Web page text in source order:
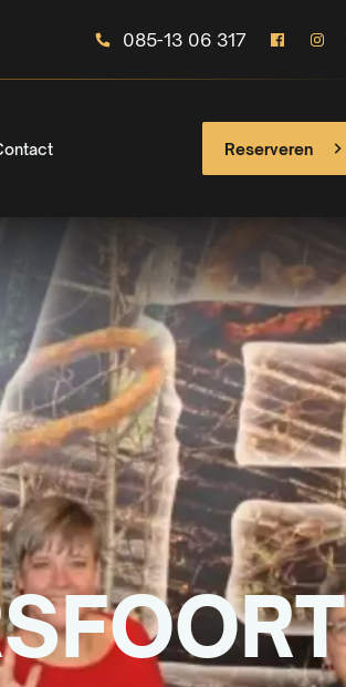
085-13 06 317
Reserveren